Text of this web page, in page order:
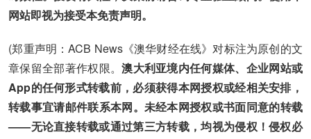
网站即视为接受本免责声明。
(郑重声明：ACB News《澳华财经在线》对标注为原创的文
章保留全部著作权限。澳大利亚境内任何媒体、企业网站或
App的任何形式转载前，必须获得本网授权或经相关安排，
转载事宜请邮件联系本网。未经本网授权或书面同意的转载
——无论直接转载或通过第三方转载，均视为侵权！侵权必